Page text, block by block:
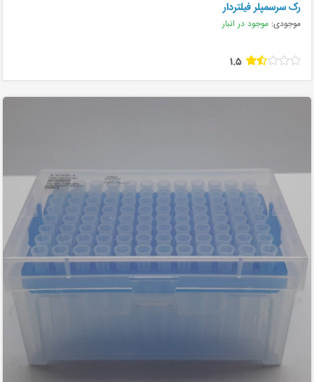
رک سرسمپلر فیلتردار
موجودی: موجود در انبار
1.5